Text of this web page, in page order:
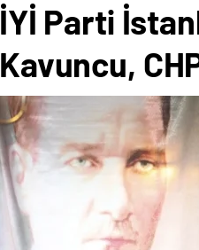
Kavuncu,